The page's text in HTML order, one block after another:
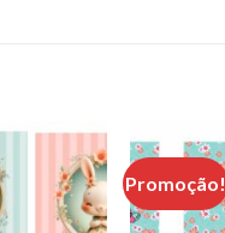
Promoção!